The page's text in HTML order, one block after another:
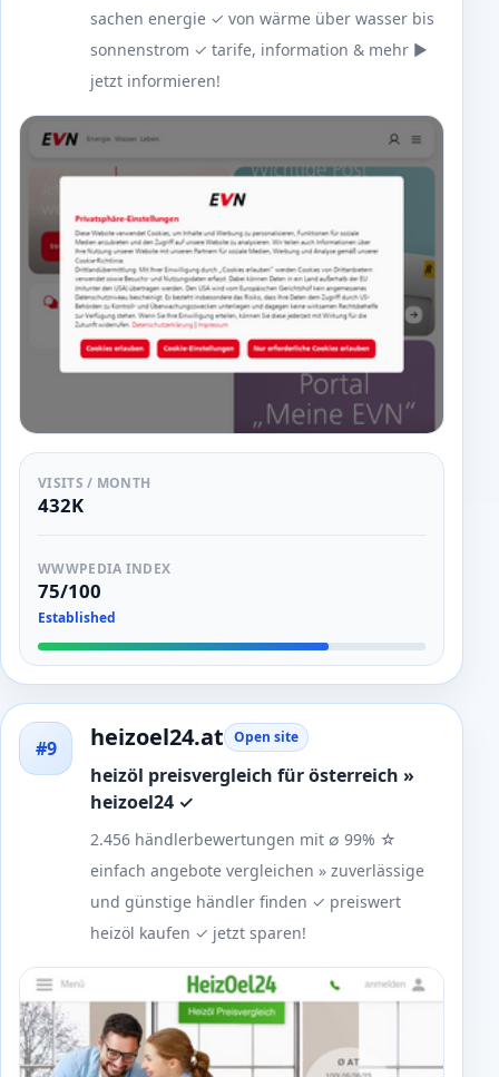
sachen energie ✓ von wärme über wasser bis
sonnenstrom ✓ tarife, information & mehr ►
jetzt informieren!
VISITS / MONTH
432K
WWWPEDIA INDEX
75/100
Established
#9 heizoel24.at Open site
heizöl preisvergleich für österreich »
heizoel24 ✓
2.456 händlerbewertungen mit ∅ 99% ☆
einfach angebote vergleichen » zuverlässige
und günstige händler finden ✓ preiswert
heizöl kaufen ✓ jetzt sparen!